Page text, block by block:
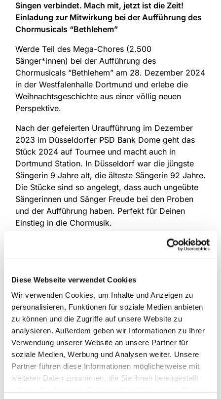
Diese Webseite verwendet Cookies
Wir verwenden Cookies, um Inhalte und Anzeigen zu
personalisieren, Funktionen für soziale Medien anbieten
zu können und die Zugriffe auf unsere Website zu
analysieren. Außerdem geben wir Informationen zu Ihrer
Verwendung unserer Website an unsere Partner für
soziale Medien, Werbung und Analysen weiter. Unsere
Partner führen diese Informationen möglicherweise mit
weiteren Daten zusammen, die Sie ihnen bereitgestellt
Singen verbindet. Mach mit, jetzt ist die Zeit!
Einladung zur Mitwirkung bei der Aufführung des
Chormusicals “Bethlehem”
Werde Teil des Mega-Chores (2.500
Sänger*innen) bei der Aufführung des
Chormusicals “Bethlehem” am 28. Dezember 2024
in der Westfalenhalle Dortmund und erlebe die
Weihnachtsgeschichte aus einer völlig neuen
Perspektive.
Nach der gefeierten Uraufführung im Dezember
2023 im Düsseldorfer PSD Bank Dome geht das
Stück 2024 auf Tournee und macht auch in
Dortmund Station. In Düsseldorf war die jüngste
Sängerin 9 Jahre alt, die älteste Sängerin 92 Jahre.
Die Stücke sind so angelegt, dass auch ungeübte
Sängerinnen und Sänger Freude bei den Proben
und der Aufführung haben. Perfekt für Deinen
Einstieg in die Chormusik.
jeweils von 10.00 bis 13.00 Uhr im Ernst-
Lohmeyer Haus auf dem Stiftberg.
Außerdem besteht die Möglichkeit, in den
Proben der Kantorei der Marienkirche Stift
Berg (immer dienstags ab 19.30 Uhr im
Gemeindehaus) das Chorstück
kennenzulernen.
Gemeinschaftserlebnis